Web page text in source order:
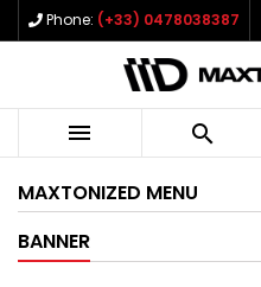
Phone: (+33) 0478038387
 
MAXTONIZED MENU
BANNER